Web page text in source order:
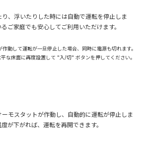
、浮いたりした時には自動で運転を停止しま
ご家庭でも安心してご利用いただけます。
動して運転が一旦停止した場合、同時に電源も切れます。
な床面に再度設置して "入/切" ボタンを押してください。
モスタットが作動し、自動的に運転が停止しま
が下がれば、運転を再開できます。